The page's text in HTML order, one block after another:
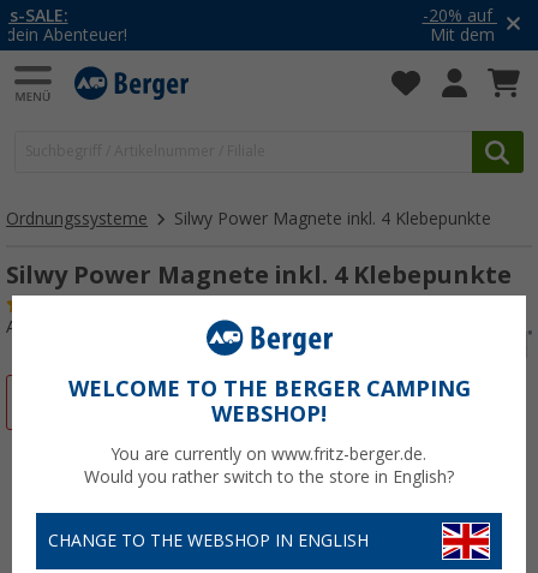
Ordnungssysteme Silwy Power Magnete inkl. 4 Klebepunkte
Silwy Power Magnete inkl. 4 Klebepunkte
Art.-Nr.: 880322
WELCOME TO THE BERGER CAMPING
WEBSHOP!
You are currently on www.fritz-berger.de.
Would you rather switch to the store in English?
CHANGE TO THE WEBSHOP IN ENGLISH